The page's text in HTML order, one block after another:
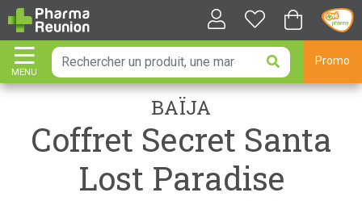
MENU
AFFICHER LA NAVIGATION
Promo
BAÏJA
Coffret Secret Santa
Lost Paradise